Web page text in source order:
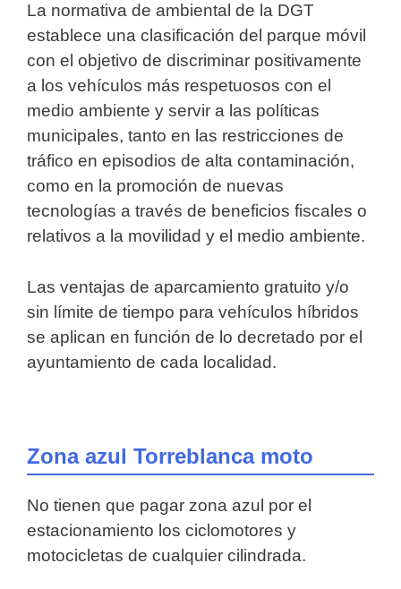
La normativa de ambiental de la DGT
establece una clasificación del parque móvil
con el objetivo de discriminar positivamente
a los vehículos más respetuosos con el
medio ambiente y servir a las políticas
municipales, tanto en las restricciones de
tráfico en episodios de alta contaminación,
como en la promoción de nuevas
tecnologías a través de beneficios fiscales o
relativos a la movilidad y el medio ambiente.
Las ventajas de aparcamiento gratuito y/o
sin límite de tiempo para vehículos híbridos
se aplican en función de lo decretado por el
ayuntamiento de cada localidad.
Zona azul Torreblanca moto
No tienen que pagar zona azul por el
estacionamiento los ciclomotores y
motocicletas de cualquier cilindrada.